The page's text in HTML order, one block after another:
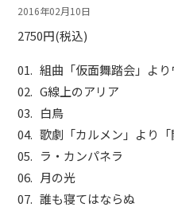
2016年02月10日
2750円(税込)
組曲「仮面舞踏会」より
G線上のアリア
白鳥
歌劇「カルメン」より「
ラ・カンパネラ
月の光
誰も寝てはならぬ